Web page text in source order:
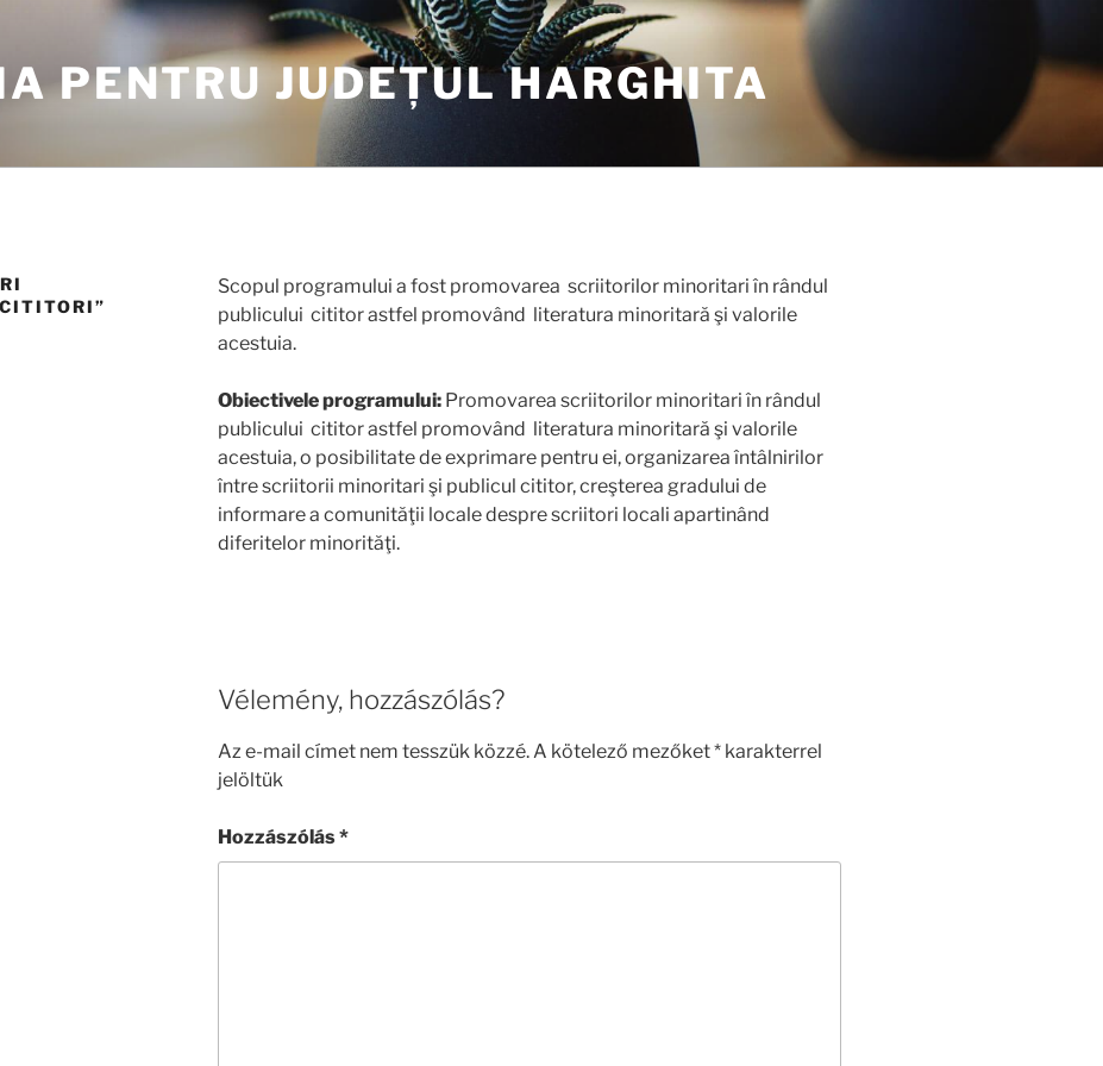
PENTRU JUDEȚUL HARGHITA
Scopul programului a fost promovarea scriitorilor minoritari în rândul
publicului cititor astfel promovând literatura minoritară şi valorile
acestuia.
Obiectivele programului: Promovarea scriitorilor minoritari în rândul
publicului cititor astfel promovând literatura minoritară şi valorile
acestuia, o posibilitate de exprimare pentru ei, organizarea întâlnirilor
între scriitorii minoritari şi publicul cititor, creşterea gradului de
informare a comunităţii locale despre scriitori locali apartinând
diferitelor minorităţi.
Vélemény, hozzászólás?
Az e-mail címet nem tesszük közzé. A kötelező mezőket*karakterrel
jelöltük
Hozzászólás*